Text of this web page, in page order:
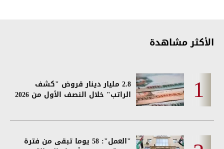
الأكثر مشاهدة
2.8 مليار دينار قروض "كشف
الراتب" خلال النصف الأول من 2026
"العمل": 58 يوما تبقى من فترة